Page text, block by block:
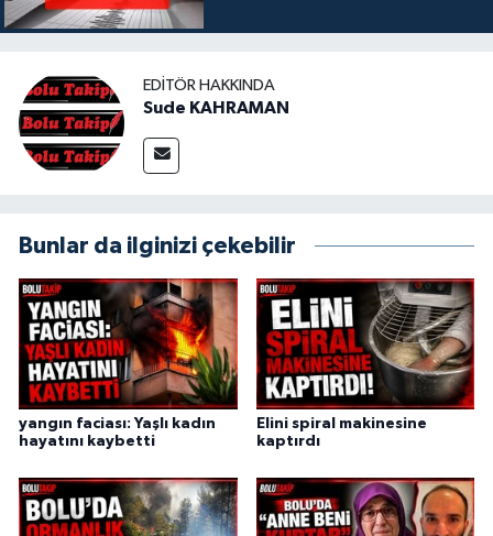
EDITÖR HAKKINDA
Sude KAHRAMAN
Bunlar da ilginizi çekebilir
yangın faciası: Yaşlı kadın
hayatını kaybetti
Elini spiral makinesine
kaptırdı